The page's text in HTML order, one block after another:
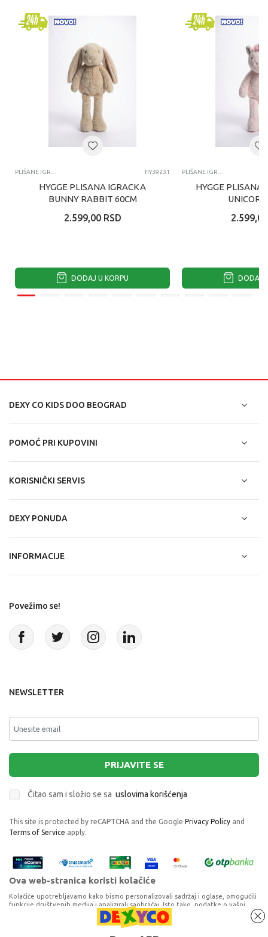
PLIŠANE IGRAČKE HY39231
HYGGE PLISANA IGRACKA
BUNNY RABBIT 60CM
2.599,00 RSD
DODAJ U KORPU
PLIŠANE IGRAČKE
HYGGE PLISANA
2.599,00
DODAJ
DEXY CO KIDS DOO BEOGRAD
POMOĆ PRI KUPOVINI
KORISNIČKI SERVIS
DEXY PONUDA
INFORMACIJE
Povežimo se!
NEWSLETTER
PRIJAVITE SE
Čitao sam i složio se sa uslovima korišćenja
This site is protected by reCAPTCHA and the Google Privacy Policy and
Terms of Service apply.
Ova web-stranica koristi kolačiće
Kolačiće upotrebljavamo kako bismo personalizovali sadržaj i oglase, omogućili
funkcije društvenih medija i analizirali saobraćaj. Isto tako, podatke o vašoj
upotrebi naše web-lokacije delimo s partnerima za društvene medije,
oglašavanje i analizu, a oni ih mogu kombinovati s drugim podacima koje ste im
pružili ili koje su prikupili dok ste upotrebljavali njihove usluge. Nastavkom